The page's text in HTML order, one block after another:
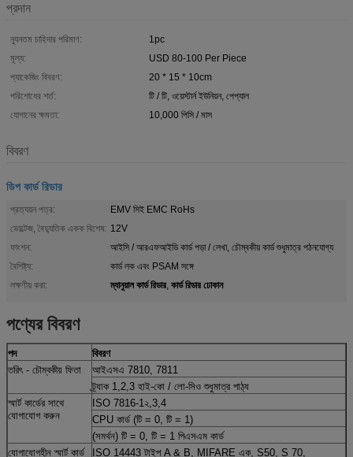
প্রদান
ন্যূনতম চাহিদার পরিমাণ:
1pc
মূল্য:
USD 80-100 Per Piece
প্যাকেজিং বিবরণ:
20 * 15 * 10cm
পরিশোধের শর্ত:
টি / টি, ওয়েস্টার্ন ইউনিয়ন, পেপ্যাল
যোগানের ক্ষমতা:
10,000 পিসি / মাস
বিবরণ
ডিপ কার্ড রিডার
প্রত্যয়ন পত্র:
EMV সিই EMC RoHs
ভোল্টেজ, বৈদ্যুতিক একক বিশেষ: 12V
ফাংশন:
আইসি / আরএফআইডি কার্ড পড়া / লেখা, চৌম্বকীয় কার্ড শুধুমাত্র পঠনযোগ্য
বৈশিষ্ট্য:
কার্ড লক এবং PSAM সঙ্গে
লক্ষণীয় করা:
ম্যানুয়াল কার্ড রিডার, কার্ড রিডার ঢোকান
পণ্যের বিবরণ
পদ
বিবরণ
তরিৎ - চৌম্বকীয় ফিতা
আইএসএ 7810, 7811
ট্র্যাক 1,2,3 হাই-কো / লো-সিও শুধুমাত্র পাঠ্য
স্মার্ট কার্ডের সাথে
যোগাযোগ করুন
ISO 7816-1২,3,4
CPU কার্ড (টি = 0, টি = 1)
(সমর্থন) টি = 0, টি = 1 পিএসএম কার্ড
যোগাযোগহীন স্মার্ট কার্ড
ISO 14443 টাইপ A & B, MIFARE এক, S50, S 70,